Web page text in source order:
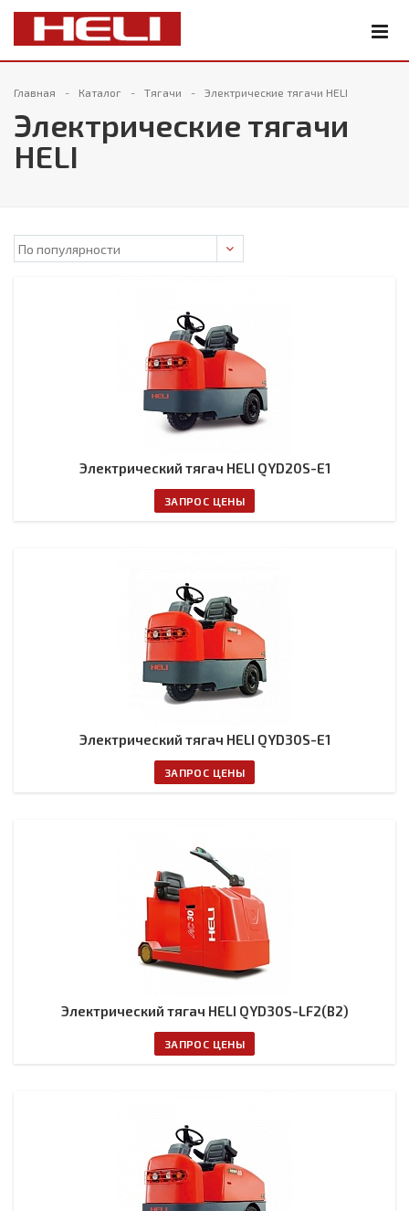
Главная Каталог Тягачи Электрические тягачи HELI
Электрические тягачи
HELI
Электрический тягач HELI QYD20S-E1
ЗАПРОС ЦЕНЫ
Электрический тягач HELI QYD30S-E1
ЗАПРОС ЦЕНЫ
Электрический тягач HELI QYD30S-LF2(B2)
ЗАПРОС ЦЕНЫ